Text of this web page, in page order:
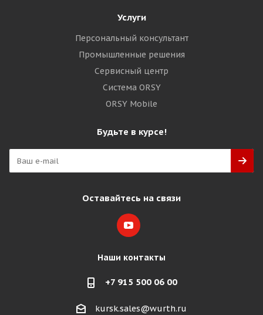
Услуги
Персональный консультант
Промышленные решения
Сервисный центр
Система ORSY
ORSY Mobile
Будьте в курсе!
Оставайтесь на связи
Наши контакты
+7 915 500 06 00
kursk.sales@wurth.ru